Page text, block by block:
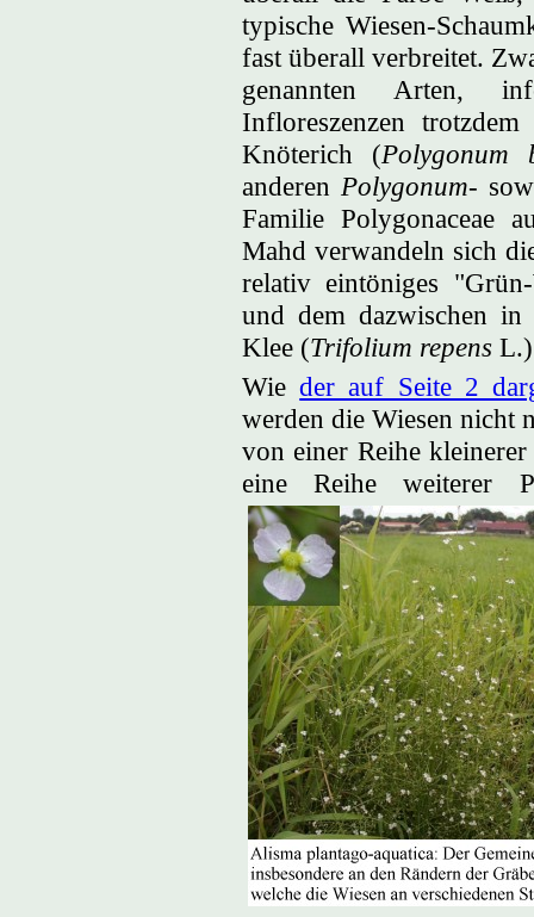
typische Wiesen-
fast überall verbreitet.
genannten Arten,
Infloreszenzen
Knöterich (Polygonum
anderen Polygonum-
Familie Polygonaceae
Mahd verwandeln sich
relativ eintöniges
und dem dazwischen in
Klee (Trifolium repens
Wieder auf Seite 2
werden die Wiesen nicht
von einer Reihe
eine Reihe weiterer